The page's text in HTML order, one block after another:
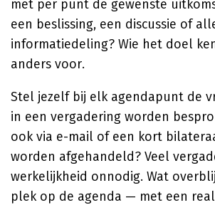
met per punt de gewenste
een beslissing, een discussie of
informatiedeling? Wie het doel
anders voor.
Stel jezelf bij elk agendapunt de
in een vergadering worden
ook via e-mail of een kort
worden afgehandeld? Veel
werkelijkheid onnodig. Wat
plek op de agenda — met een